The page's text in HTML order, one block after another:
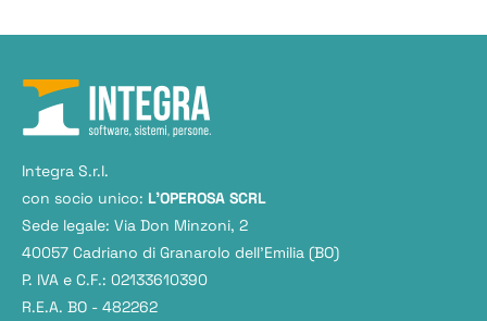
Integra S.r.l.
con socio unico: L'OPEROSA SCRL
Sede legale: Via Don Minzoni, 2
40057 Cadriano di Granarolo dell’Emilia (BO)
P. IVA e C.F.: 02133610390
R.E.A. BO - 482262